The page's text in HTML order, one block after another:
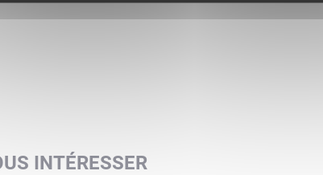
INTÉRESSER